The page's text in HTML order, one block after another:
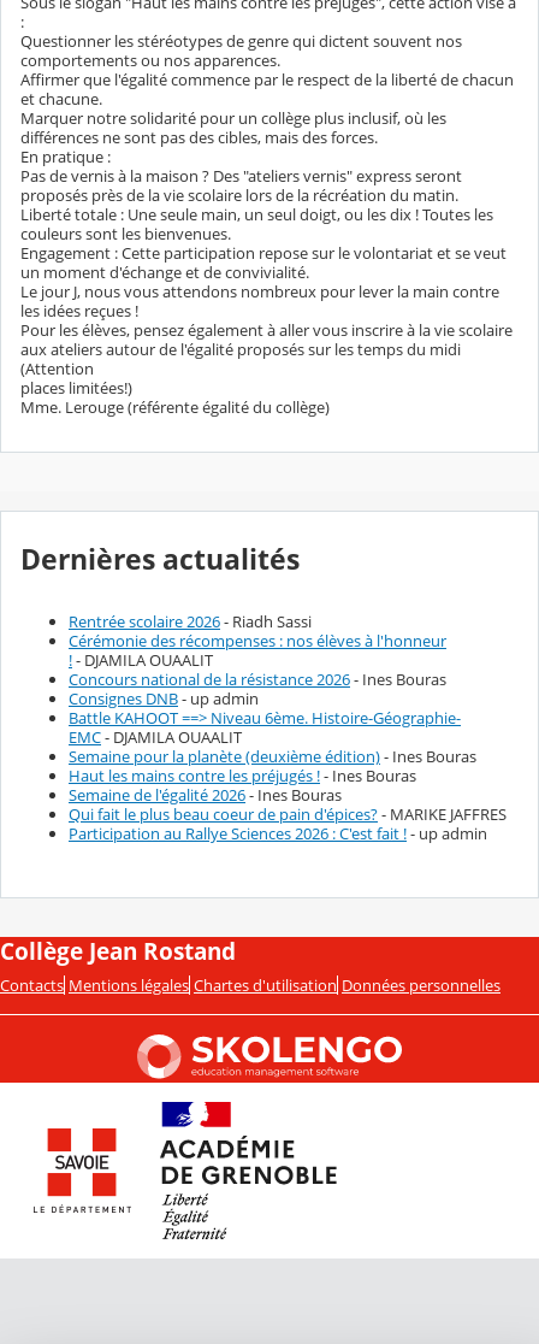
:
Questionner les stéréotypes de genre qui dictent souvent nos
comportements ou nos apparences.
Affirmer que l'égalité commence par le respect de la liberté de chacun
et chacune.
Marquer notre solidarité pour un collège plus inclusif, où les
différences ne sont pas des cibles, mais des forces.
En pratique :
Pas de vernis à la maison ? Des "ateliers vernis" express seront
proposés près de la vie scolaire lors de la récréation du matin.
Liberté totale : Une seule main, un seul doigt, ou les dix ! Toutes les
couleurs sont les bienvenues.
Engagement : Cette participation repose sur le volontariat et se veut
un moment d'échange et de convivialité.
Le jour J, nous vous attendons nombreux pour lever la main contre
les idées reçues !
Pour les élèves, pensez également à aller vous inscrire à la vie scolaire
aux ateliers autour de l'égalité proposés sur les temps du midi
(Attention
places limitées!)
Mme. Lerouge (référente égalité du collège)
Dernières actualités
Rentrée scolaire 2026- Riadh Sassi
Cérémonie des récompenses : nos élèves à l'honneur
!- DJAMILA OUAALIT
Concours national de la résistance 2026- Ines Bouras
Consignes DNB- up admin
Battle KAHOOT ==> Niveau 6ème. Histoire-Géographie-
EMC- DJAMILA OUAALIT
Semaine pour la planète (deuxième édition)- Ines Bouras
Haut les mains contre les préjugés !- Ines Bouras
Semaine de l'égalité 2026- Ines Bouras
Qui fait le plus beau coeur de pain d'épices?- MARIKE JAFFRES
Participation au Rallye Sciences 2026 : C'est fait !- up admin
Collège Jean Rostand
Contacts Mentions légales Chartes d'utilisation Données personnelles